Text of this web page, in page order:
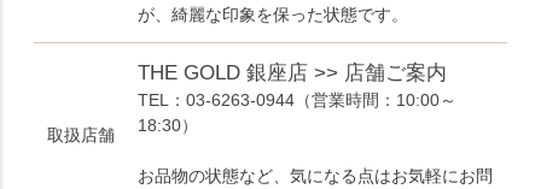
が、綺麗な印象を保った状態です。
取扱店舗
THE GOLD 銀座店 >> 店舗ご案内
TEL：03-6263-0944 （営業時間：10:00～
18:30）
お品物の状態など、気になる点はお気軽にお問